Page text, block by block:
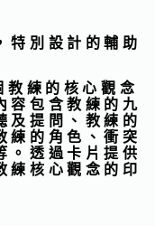
特別設計的輔助
練的核心觀念
容包含教練的九
及提問、教練的
練的角色、衝突
。透過卡片提供
練核心觀念的印